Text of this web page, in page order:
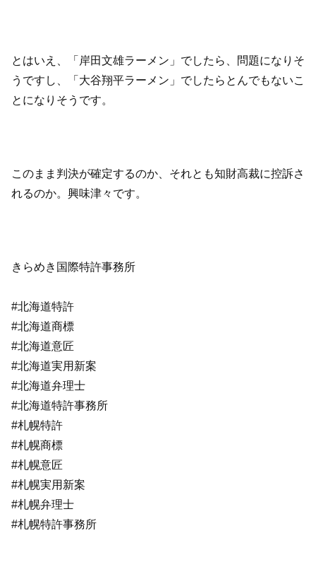
とはいえ、「岸田文雄ラーメン」でしたら、問題になりそ
うですし、「大谷翔平ラーメン」でしたらとんでもないこ
とになりそうです。
このまま判決が確定するのか、それとも知財高裁に控訴さ
れるのか。興味津々です。
きらめき国際特許事務所
#北海道特許
#北海道商標
#北海道意匠
#北海道実用新案
#北海道弁理士
#北海道特許事務所
#札幌特許
#札幌商標
#札幌意匠
#札幌実用新案
#札幌弁理士
#札幌特許事務所